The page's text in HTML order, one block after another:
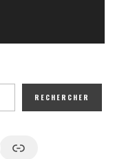
RECHERCHER
Google News